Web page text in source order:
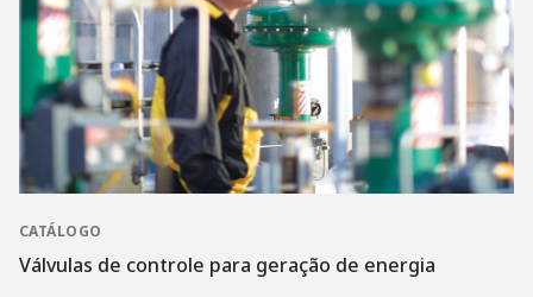
CATÁLOGO
Válvulas de controle para geração de energia